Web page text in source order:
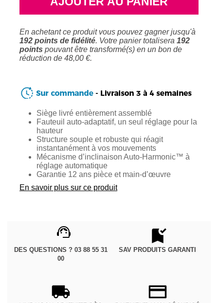
Siège livré entièrement assemblé
Fauteuil auto-adaptatif, un seul réglage pour la
hauteur
Structure souple et robuste qui réagit
instantanément à vos mouvements
Mécanisme d’inclinaison Auto-Harmonic™ à
réglage automatique
Garantie 12 ans pièce et main-d’œuvre
En savoir plus sur ce produit
En achetant ce produit vous pouvez gagner jusqu'à
192 points de fidélité. Votre panier totalisera 192
points pouvant être transformé(s) en un bon de
réduction de 48,00 €.
DES QUESTIONS ? 03 88 55 31
00
SAV PRODUITS GARANTI